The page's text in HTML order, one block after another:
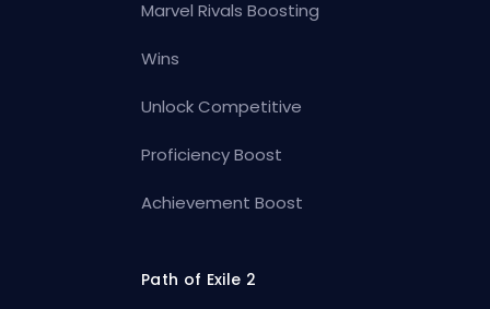
Marvel Rivals Boosting
Wins
Unlock Competitive
Proficiency Boost
Achievement Boost
Path of Exile 2